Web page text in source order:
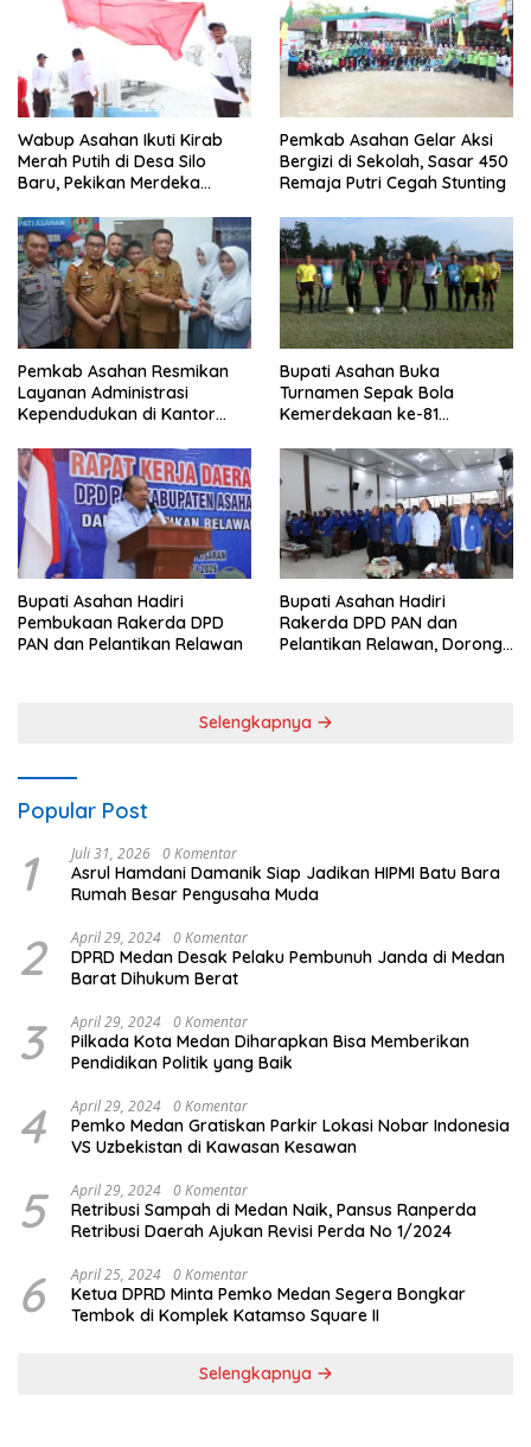
Wabup Asahan Ikuti Kirab
Merah Putih di Desa Silo
Baru, Pekikan Merdeka
Pemkab Asahan Gelar Aksi
Bergizi di Sekolah, Sasar 450
Remaja Putri Cegah Stunting
Pemkab Asahan Resmikan
Layanan Administrasi
Kependudukan di Kantor
Bupati Asahan Buka
Turnamen Sepak Bola
Kemerdekaan ke-81
0208/Asahan
Bupati Asahan Hadiri
Pembukaan Rakerda DPD
PAN dan Pelantikan Relawan
Bupati Asahan Hadiri
Rakerda DPD PAN dan
Pelantikan Relawan, Dorong
Selengkapnya
Popular Post
1 Juli 31, 2026 0 Komentar
Asrul Hamdani Damanik Siap Jadikan HIPMI Batu Bara
Rumah Besar Pengusaha Muda
2 April 29, 2024 0 Komentar
DPRD Medan Desak Pelaku Pembunuh Janda di Medan
Barat Dihukum Berat
3 April 29, 2024 0 Komentar
Pilkada Kota Medan Diharapkan Bisa Memberikan
Pendidikan Politik yang Baik
4 April 29, 2024 0 Komentar
Pemko Medan Gratiskan Parkir Lokasi Nobar Indonesia
VS Uzbekistan di Kawasan Kesawan
5 April 29, 2024 0 Komentar
Retribusi Sampah di Medan Naik, Pansus Ranperda
Retribusi Daerah Ajukan Revisi Perda No 1/2024
6 April 25, 2024 0 Komentar
Ketua DPRD Minta Pemko Medan Segera Bongkar
Tembok di Komplek Katamso Square II
Selengkapnya